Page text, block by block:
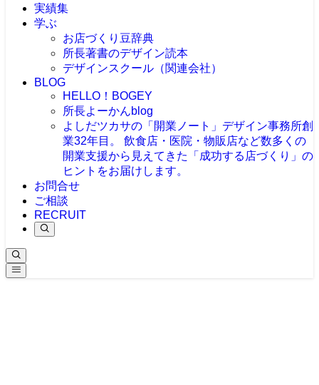
実績集
学ぶ
お店づくり豆辞典
所長著書のデザイン読本
デザインスクール（関連会社）
BLOG
HELLO！BOGEY
所長よーかんblog
よしだツカサの「開業ノート」 デザイン事務所創
業32年目。 飲食店・医院・物販店など数多くの
開業支援から見えてきた「成功する店づくり」の
ヒントをお届けします。
お問合せ
ご相談
RECRUIT